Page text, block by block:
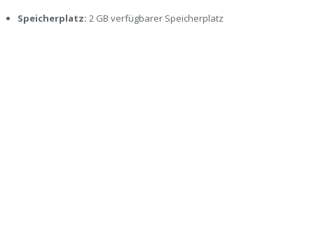
Speicherplatz: 2 GB verfügbarer Speicherplatz